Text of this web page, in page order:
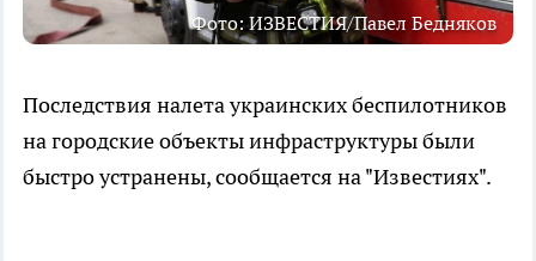
Фото: ИЗВЕСТИЯ/Павел Бедняков
Последствия налета украинских беспилотников
на городские объекты инфраструктуры были
быстро устранены, сообщается на "Известиях".